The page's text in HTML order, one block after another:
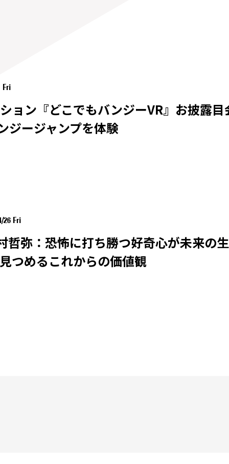
Fri
ョン『どこでもバンジーVR』お披露
ジージャンプを体験
26 Fri
哲弥：恐怖に打ち勝つ好奇心が未来
つめるこれからの価値観